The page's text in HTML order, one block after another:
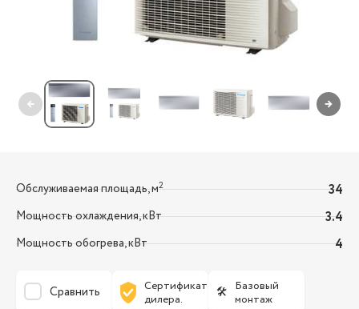
← →
Обслуживаемая площадь, м2 34
Мощность охлаждения, кВт 3.4
Мощность обогрева, кВт 4
Сравнить
Сертификат
дилера.
🛠 Базовый
монтаж